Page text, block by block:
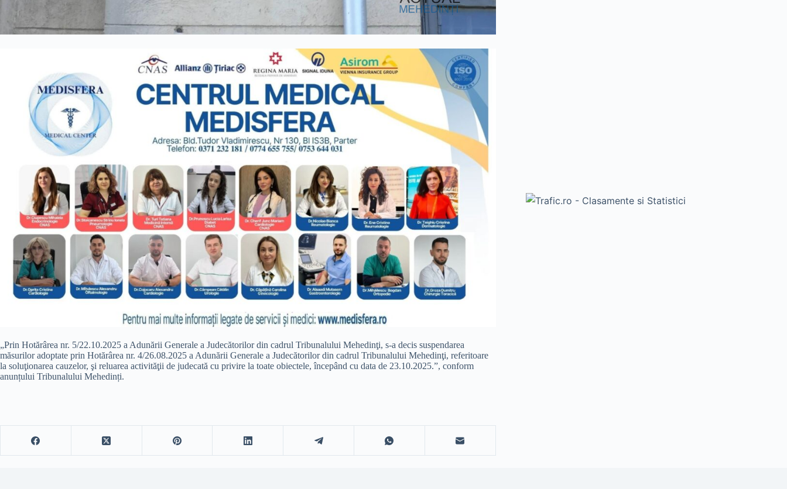
„Prin Hotărârea nr. 5/22.10.2025 a Adunării Generale a Judecătorilor din cadrul Tribunalului Mehedinţi, s-a decis suspendarea
măsurilor adoptate prin Hotărârea nr. 4/26.08.2025 a Adunării Generale a Judecătorilor din cadrul Tribunalului Mehedinţi, referitoare
la soluţionarea cauzelor, şi reluarea activităţii de judecată cu privire la toate obiectele, începând cu data de 23.10.2025.”, conform
anunțului Tribunalului Mehedinți.